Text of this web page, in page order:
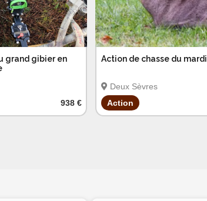
grand gibier en
938 €
Action de chasse du mardi
Deux Sèvres
Action